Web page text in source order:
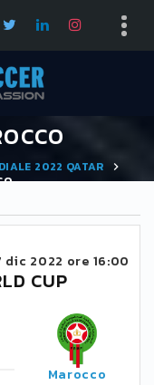
2022 QATAR
dic 2022 ore 16:00
CUP
Marocco